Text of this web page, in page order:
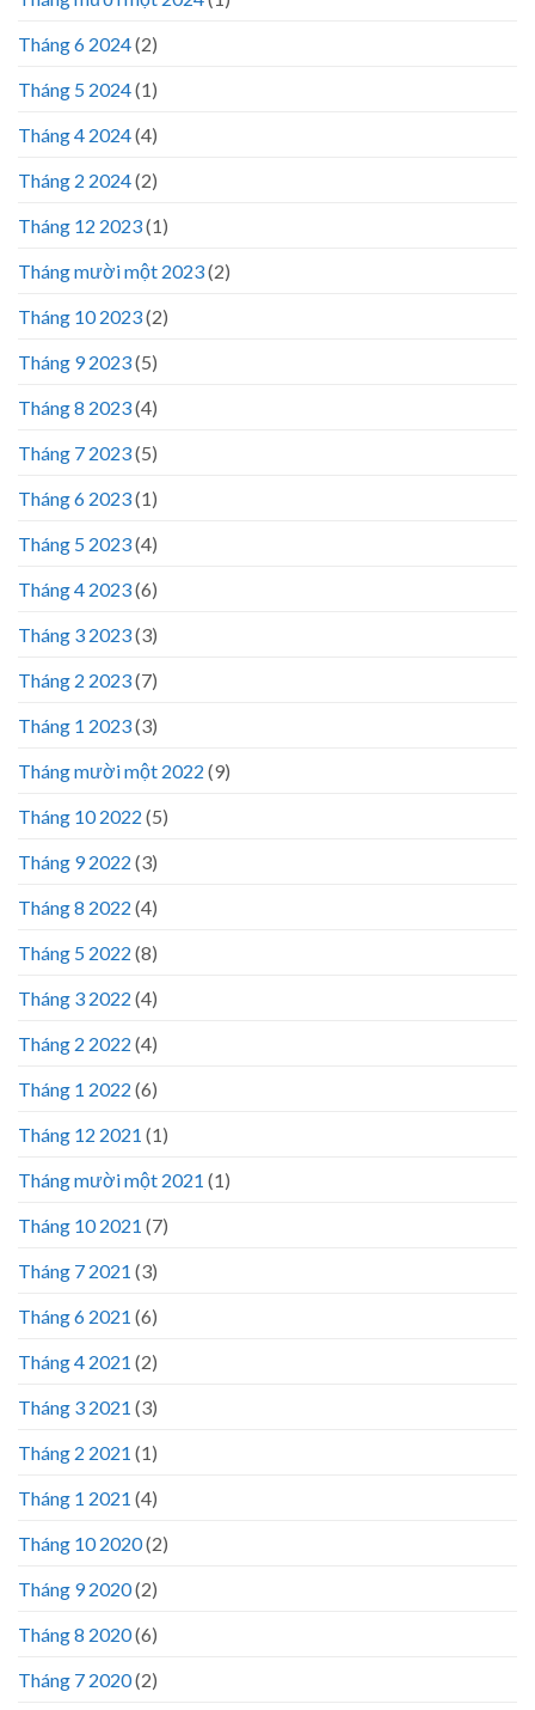
Tháng 6 2024(2)
Tháng 5 2024(1)
Tháng 4 2024(4)
Tháng 2 2024(2)
Tháng 12 2023(1)
Tháng mười một 2023(2)
Tháng 10 2023(2)
Tháng 9 2023(5)
Tháng 8 2023(4)
Tháng 7 2023(5)
Tháng 6 2023(1)
Tháng 5 2023(4)
Tháng 4 2023(6)
Tháng 3 2023(3)
Tháng 2 2023(7)
Tháng 1 2023(3)
Tháng mười một 2022 (9)
Tháng 10 2022 (5)
Tháng 9 2022 (3)
Tháng 8 2022 (4)
Tháng 5 2022 (8)
Tháng 3 2022 (4)
Tháng 2 2022 (4)
Tháng 1 2022 (6)
Tháng 12 2021 (1)
Tháng mười một 2021 (1)
Tháng 10 2021 (7)
Tháng 7 2021 (3)
Tháng 6 2021 (6)
Tháng 4 2021 (2)
Tháng 3 2021 (3)
Tháng 2 2021 (1)
Tháng 1 2021 (4)
Tháng 10 2020(2)
Tháng 9 2020(2)
Tháng 8 2020(6)
Tháng 7 2020(2)